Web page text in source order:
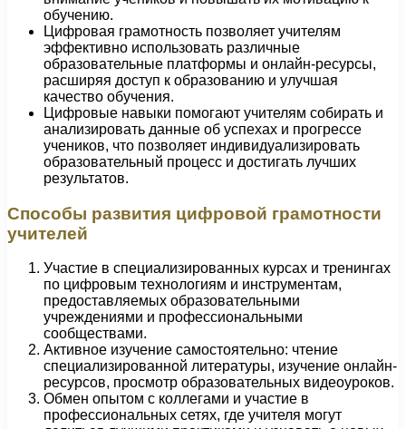
обучению.
Цифровая грамотность позволяет учителям
эффективно использовать различные
образовательные платформы и онлайн-ресурсы,
расширяя доступ к образованию и улучшая
качество обучения.
Цифровые навыки помогают учителям собирать и
анализировать данные об успехах и прогрессе
учеников, что позволяет индивидуализировать
образовательный процесс и достигать лучших
результатов.
Способы развития цифровой грамотности
учителей
Участие в специализированных курсах и тренингах
по цифровым технологиям и инструментам,
предоставляемых образовательными
учреждениями и профессиональными
сообществами.
Активное изучение самостоятельно: чтение
специализированной литературы, изучение онлайн-
ресурсов, просмотр образовательных видеоуроков.
Обмен опытом с коллегами и участие в
профессиональных сетях, где учителя могут